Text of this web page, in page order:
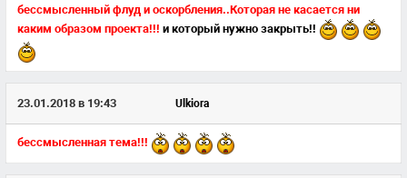
бессмысленный флуд и оскорбления..Которая не касается ни
каким образом проекта!!! и который нужно закрыть!!
23.01.2018 в 19:43 Ulkiora
бессмысленная тема!!!